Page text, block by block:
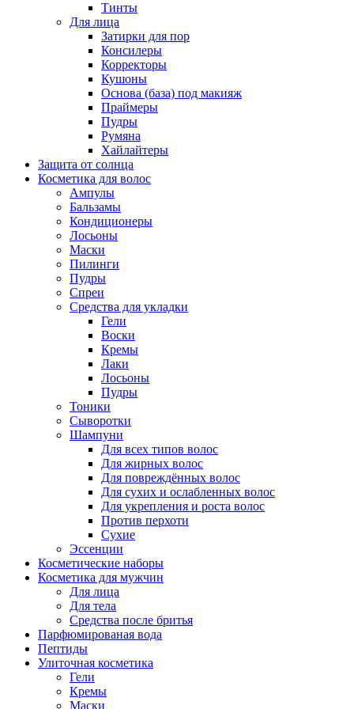
Тинты
Для лица
Затирки для пор
Консилеры
Корректоры
Кушоны
Основа (база) под макияж
Праймеры
Пудры
Румяна
Хайлайтеры
Защита от солнца
Косметика для волос
Ампулы
Бальзамы
Кондиционеры
Лосьоны
Маски
Пилинги
Пудры
Спреи
Средства для укладки
Гели
Воски
Кремы
Лаки
Лосьоны
Пудры
Тоники
Сыворотки
Шампуни
Для всех типов волос
Для жирных волос
Для повреждённых волос
Для сухих и ослабленных волос
Для укрепления и роста волос
Против перхоти
Сухие
Эссенции
Косметические наборы
Косметика для мужчин
Для лица
Для тела
Средства после бритья
Парфюмированая вода
Пептиды
Улиточная косметика
Гели
Кремы
Маски